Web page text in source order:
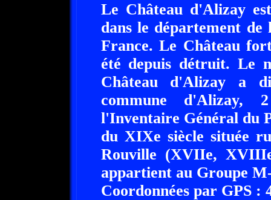
Le Château d'Alizay
dans le département
France. Le Château
été depuis détruit. Le
Château d'Alizay a
commune d'Alizay,
l'Inventaire Général du
du XIXe siècle située
Rouville (XVIIe,
appartient au Groupe
Coordonnées par GPS :